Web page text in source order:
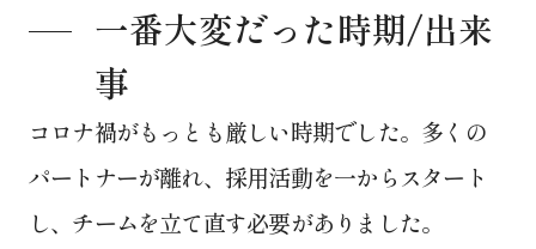
一番大変だった時期/出来
事
コロナ禍がもっとも厳しい時期でした。多くの
パートナーが離れ、採用活動を一からスタート
し、チームを立て直す必要がありました。